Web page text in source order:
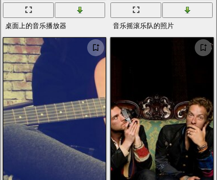
桌面上的音乐播放器 音乐摇滚乐队的照片